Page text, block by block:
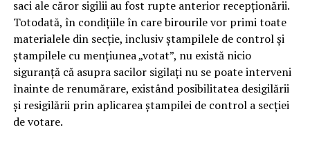
saci ale căror sigilii au fost rupte anterior recepționării.
Totodată, în condițiile în care birourile vor primi toate
materialele din secție, inclusiv ștampilele de control și
ștampilele cu mențiunea „votat”, nu există nicio
siguranță că asupra sacilor sigilați nu se poate interveni
înainte de renumărare, existând posibilitatea desigilării
și resigilării prin aplicarea ștampilei de control a secției
de votare.